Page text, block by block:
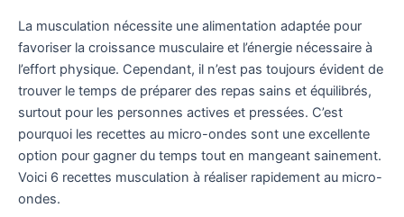
La musculation nécessite une alimentation adaptée pour
favoriser la croissance musculaire et l’énergie nécessaire à
l’effort physique. Cependant, il n’est pas toujours évident de
trouver le temps de préparer des repas sains et équilibrés,
surtout pour les personnes actives et pressées. C’est
pourquoi les recettes au micro-ondes sont une excellente
option pour gagner du temps tout en mangeant sainement.
Voici 6 recettes musculation à réaliser rapidement au micro-
ondes.